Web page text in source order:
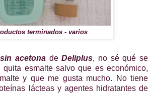
terminados - varios
acetonadeDeliplus, no sé qué se
esmalte salvo que es económico,
y que me gusta mucho. No tiene
lácteas y agentes hidratantes de